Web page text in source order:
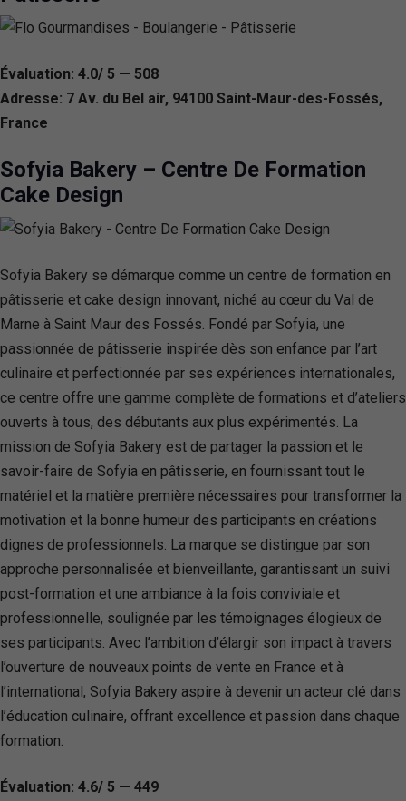
Évaluation: 4.0/ 5 — 508
Adresse: 7 Av. du Bel air, 94100 Saint-Maur-des-Fossés,
France
Sofyia Bakery – Centre De Formation
Cake Design
Sofyia Bakery se démarque comme un centre de formation en
pâtisserie et cake design innovant, niché au cœur du Val de
Marne à Saint Maur des Fossés. Fondé par Sofyia, une
passionnée de pâtisserie inspirée dès son enfance par l’art
culinaire et perfectionnée par ses expériences internationales,
ce centre offre une gamme complète de formations et d’ateliers
ouverts à tous, des débutants aux plus expérimentés. La
mission de Sofyia Bakery est de partager la passion et le
savoir-faire de Sofyia en pâtisserie, en fournissant tout le
matériel et la matière première nécessaires pour transformer la
motivation et la bonne humeur des participants en créations
dignes de professionnels. La marque se distingue par son
approche personnalisée et bienveillante, garantissant un suivi
post-formation et une ambiance à la fois conviviale et
professionnelle, soulignée par les témoignages élogieux de
ses participants. Avec l’ambition d’élargir son impact à travers
l’ouverture de nouveaux points de vente en France et à
l’international, Sofyia Bakery aspire à devenir un acteur clé dans
l’éducation culinaire, offrant excellence et passion dans chaque
formation.
Évaluation: 4.6/ 5 — 449